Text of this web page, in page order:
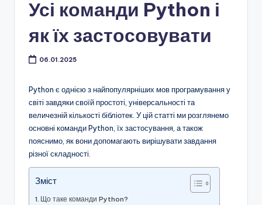
Усі команди Python і
як їх застосовувати
06.01.2025
Python є однією з найпопулярніших мов програмування у
світі завдяки своїй простоті, універсальності та
величезній кількості бібліотек. У цій статті ми розглянемо
основні команди Python, їх застосування, а також
пояснимо, як вони допомагають вирішувати завдання
різної складності.
Зміст
Що таке команди Python?